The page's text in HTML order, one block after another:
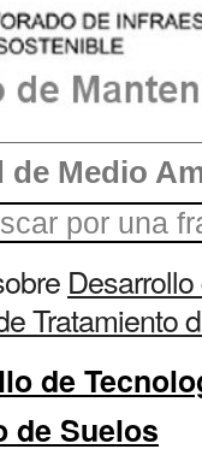
de Medio
Tratamiento
de
de Suelos